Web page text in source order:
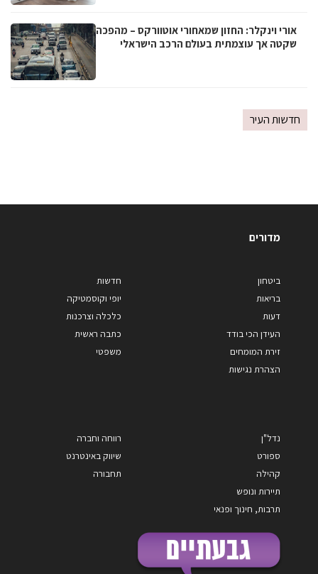
אורי וינקלר: החזון שמאחורי אוטוורקס – מהפכה
שקטה אך עוצמתית בעולם הרכב הישראלי
חדשות העיר
מדורים
ביטחון
בריאות
דעות
העידן הכי בודד
זירת המומחים
הצהרת נגישות
חדשות
יופי וקוסמטיקה
כלכלה וצרכנות
כתבה ראשית
משפטי
נדל"ן
ספורט
קהילה
תיירות ונופש
תרבות, חינוך ופנאי
רווחה וחברה
שיווק באינטרנט
תחבורה